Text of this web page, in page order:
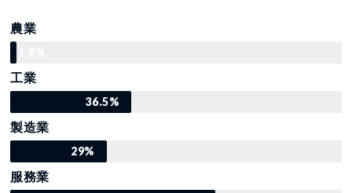
農業
工業
36.5%
製造業
29%
服務業